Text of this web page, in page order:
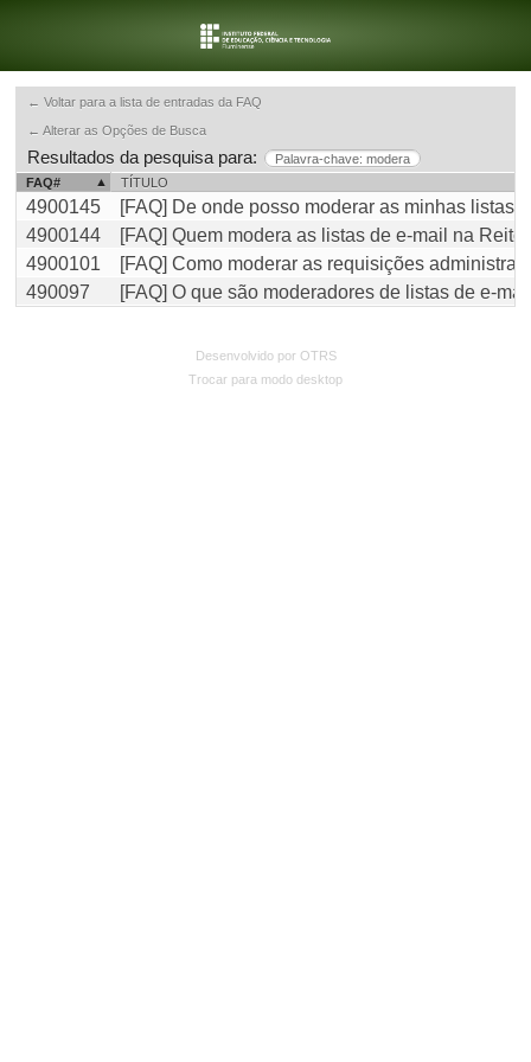
← Voltar para a lista de entradas da FAQ
← Alterar as Opções de Busca
Resultados da pesquisa para:
Palavra-chave: modera
FAQ#
TÍTULO
4900145
[FAQ] De onde posso moderar as minhas listas?
4900144
[FAQ] Quem modera as listas de e-mail na
4900101
[FAQ] Como moderar as requisições
490097
[FAQ] O que são moderadores de listas de e-
Desenvolvido por OTRS
Trocar para modo desktop